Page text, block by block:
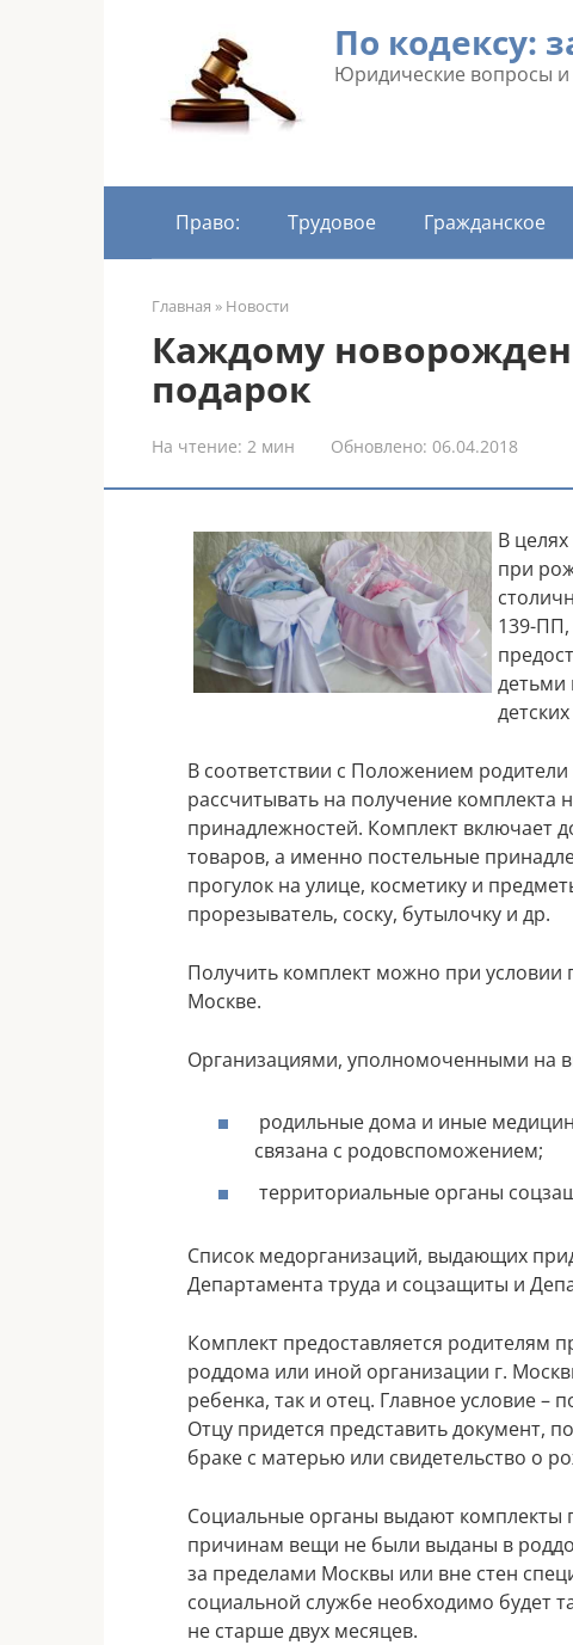
По кодексу:
Юридические вопросы и
Право: Трудовое Гражданское
Главная » Новости
Каждому
подарок
На чтение: 2 мин Обновлено: 06.04.2018
В
при
139-ПП,
детьми
В соответствии с Положением
рассчитывать на получение
принадлежностей. Комплект включает
товаров, а именно постельные
прогулок на улице, косметику и
прорезыватель, соску, бутылочку и др.
Получить комплект можно при условии
Москве.
Организациями, уполномоченными на
родильные дома и иные
связана с родовспоможением;
территориальные органы
Список медорганизаций, выдающих
Департамента труда и соцзащиты и
Комплект предоставляется родителям
роддома или иной организации г.
ребенка, так и отец. Главное условие –
Отцу придется представить документ,
браке с матерью или свидетельство о
Социальные органы выдают комплекты
причинам вещи не были выданы в
за пределами Москвы или вне стен
социальной службе необходимо будет
не старше двух месяцев.